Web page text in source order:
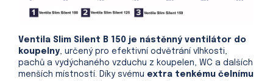
Ventila Slim Silent B 150 je nástěnný ventilátor do
koupelny, určený pro efektivní odvětrání vlhkosti,
pachů a vydýchaného vzduchu z koupelen, WC a dalších
menších místností. Díky svému extra tenkému čelnímu